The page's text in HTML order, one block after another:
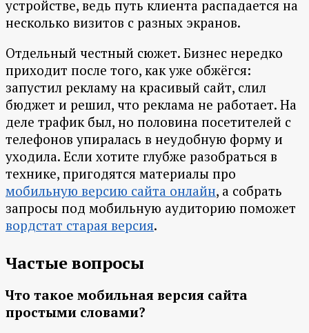
устройстве, ведь путь клиента распадается на
несколько визитов с разных экранов.
Отдельный честный сюжет. Бизнес нередко
приходит после того, как уже обжёгся:
запустил рекламу на красивый сайт, слил
бюджет и решил, что реклама не работает. На
деле трафик был, но половина посетителей с
телефонов упиралась в неудобную форму и
уходила. Если хотите глубже разобраться в
технике, пригодятся материалы про
мобильную версию сайта онлайн, а собрать
запросы под мобильную аудиторию поможет
вордстат старая версия.
Частые вопросы
Что такое мобильная версия сайта
простыми словами?